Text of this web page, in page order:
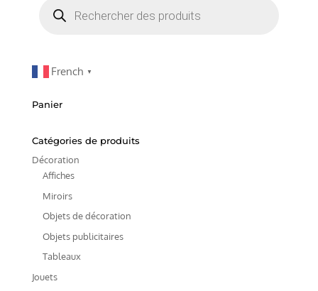
produits
French ▼
Panier
Catégories de produits
Décoration
Affiches
Miroirs
Objets de décoration
Objets publicitaires
Tableaux
Jouets